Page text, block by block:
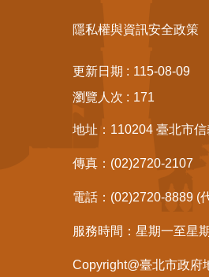
隱私權與資訊安全政策
更新日期
115-08-09
瀏覽人次
171
地址：110204 臺北市
傳真：(02)2720-2107
電話：(02)2720-8889 (
服務時間：星期一至星
Copyright@臺北市政府